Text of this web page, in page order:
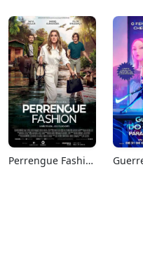
Perrengue Fashion